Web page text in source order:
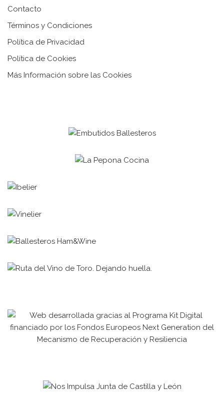
Contacto
Términos y Condiciones
Política de Privacidad
Política de Cookies
Más Información sobre las Cookies